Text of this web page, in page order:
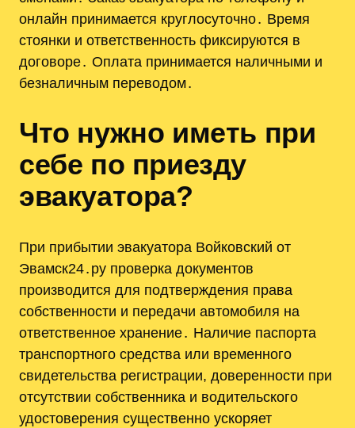
онлайн принимается круглосуточно․ Время
стоянки и ответственность фиксируются в
договоре․ Оплата принимается наличными и
безналичным переводом․
Что нужно иметь при
себе по приезду
эвакуатора?
При прибытии эвакуатора Войковский от
Эвамск24․ру проверка документов
производится для подтверждения права
собственности и передачи автомобиля на
ответственное хранение․ Наличие паспорта
транспортного средства или временного
свидетельства регистрации, доверенности при
отсутствии собственника и водительского
удостоверения существенно ускоряет